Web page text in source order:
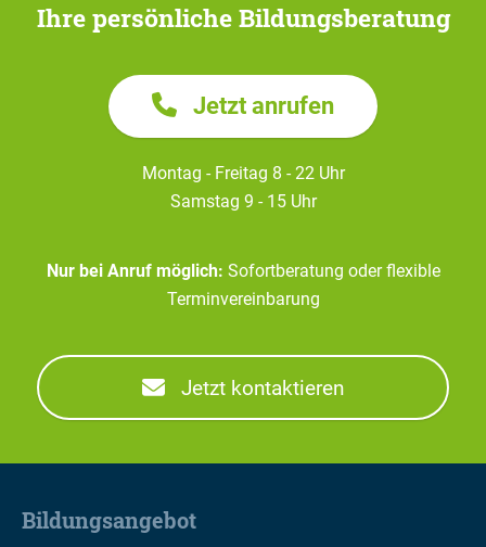
Ihre persönliche Bildungsberatung
Jetzt anrufen
Montag - Freitag 8 - 22 Uhr
Samstag 9 - 15 Uhr
Nur bei Anruf möglich: Sofortberatung oder flexible
Terminvereinbarung
Jetzt kontaktieren
Bildungsangebot